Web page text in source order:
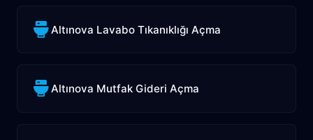
Altınova Lavabo Tıkanıklığı Açma
Altınova Mutfak Gideri Açma